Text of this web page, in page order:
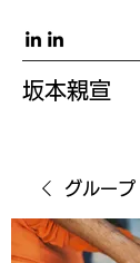
坂本親宣
グループ